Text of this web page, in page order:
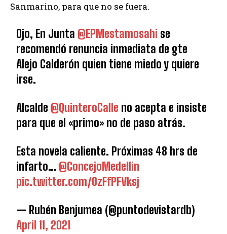
Sanmarino, para que no se fuera.
Ojo, En Junta @EPMestamosahi se
recomendó renuncia inmediata de gte
Alejo Calderón quien tiene miedo y quiere
irse.
Alcalde @QuinteroCalle no acepta e insiste
para que el «primo» no de paso atrás.
Esta novela caliente. Próximas 48 hrs de
infarto… @ConcejoMedellin
pic.twitter.com/0zFfPFVksj
— Rubén Benjumea (@puntodevistardb)
April 11, 2021